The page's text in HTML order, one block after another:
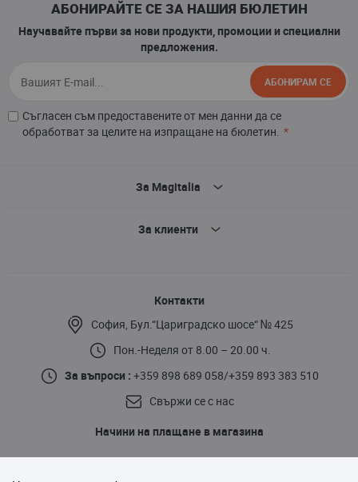
АБОНИРАЙТЕ СЕ ЗА НАШИЯ БЮЛЕТИН
Научавайте първи за нови продукти, промоции и специални
предложения.
Съгласен съм предоставените от мен данни да се
обработват за целите на изпращане на бюлетин.
АБОНИРАМ СЕ
За Magitalia
За клиенти
Контакти
София, Бул.“Цариградско шосе“ № 425
Пон.-Неделя от 8.00 – 20.00 ч.
За въпроси : +359 898 689 058/+359 893 383 510
Свържи се с нас
Начини на плащане в магазина